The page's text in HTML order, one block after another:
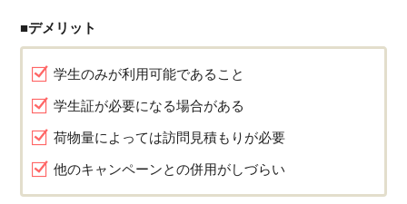
■デメリット
学生のみが利用可能であること
学生証が必要になる場合がある
荷物量によっては訪問見積もりが必要
他のキャンペーンとの併用がしづらい